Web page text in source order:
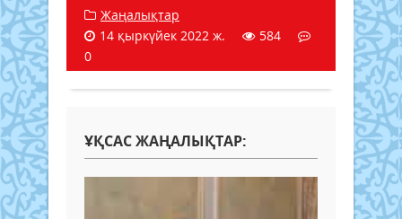
Жаңалықтар
14 қыркүйек 2022 ж.
584
0
ҰҚСАС ЖАҢАЛЫҚТАР: